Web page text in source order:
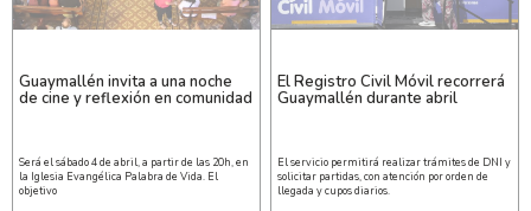
Guaymallén invita a una noche
de cine y reflexión en comunidad
Será el sábado 4 de abril, a partir de las 20h, en
la Iglesia Evangélica Palabra de Vida. El
objetivo
El Registro Civil Móvil recorrerá
Guaymallén durante abril
El servicio permitirá realizar trámites de DNI y
solicitar partidas, con atención por orden de
llegada y cupos diarios.